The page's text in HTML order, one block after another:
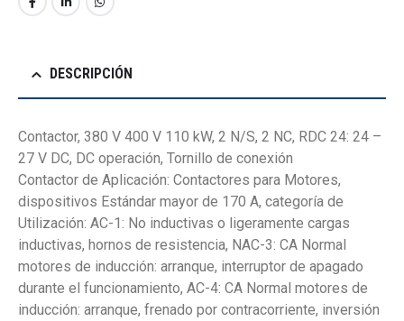
DESCRIPCIÓN
Contactor, 380 V 400 V 110 kW, 2 N/S, 2 NC, RDC 24: 24 –
27 V DC, DC operación, Tornillo de conexión
Contactor de Aplicación: Contactores para Motores,
dispositivos Estándar mayor de 170 A, categoría de
Utilización: AC-1: No inductivas o ligeramente cargas
inductivas, hornos de resistencia, NAC-3: CA Normal
motores de inducción: arranque, interruptor de apagado
durante el funcionamiento, AC-4: CA Normal motores de
inducción: arranque, frenado por contracorriente, inversión